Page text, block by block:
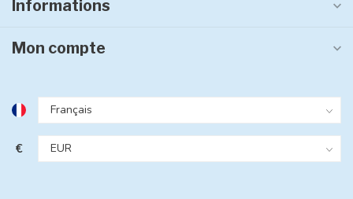
Informations
Mon compte
€